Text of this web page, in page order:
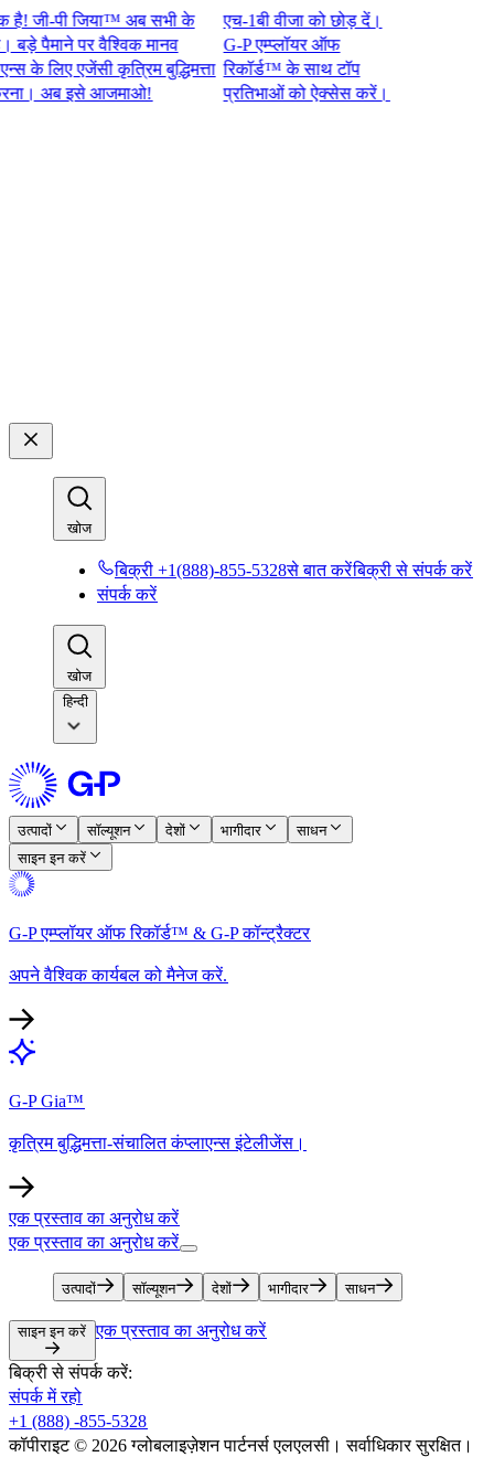
पी जिया™ अब सभी के
पर वैश्विक मानव
एजेंसी कृत्रिम बुद्धिमत्ता
अब इसे आजमाओ!​​
एच-1बी वीजा को छोड़ दें।
G-P एम्प्लॉयर ऑफ
रिकॉर्ड™ के साथ टॉप
प्रतिभाओं को ऐक्सेस करें।​​
खोज​​
बिक्री +1(888)-855-5328से बात करें​​बिक्री से संपर्क करें​​
संपर्क करें​​
खोज​​
हिन्दी
उत्पादों​​ सॉल्यूशन​​ देशों​​ भागीदार​​
साधन​​
साइन इन करें​​
G-P एम्प्लॉयर ऑफ रिकॉर्ड™ & G-P कॉन्ट्रैक्टर​​
अपने वैश्विक कार्यबल को मैनेज करें.​​
G-P Gia™​​
कृत्रिम बुद्धिमत्ता-संचालित कंप्लाएन्स इंटेलीजेंस।​​
एक प्रस्ताव का अनुरोध करें​​
एक प्रस्ताव का अनुरोध करें​​
उत्पादों​​ सॉल्यूशन​​ देशों​​ भागीदार​​ साधन​​
साइन इन करें​​ एक प्रस्ताव का अनुरोध करें​​
बिक्री से संपर्क करें:​​
संपर्क में रहो​​
+1 (888) -855-5328​​
कॉपीराइट © 2026 ग्लोबलाइज़ेशन पार्टनर्स एलएलसी। सर्वाधिकार सुरक्षित।​​